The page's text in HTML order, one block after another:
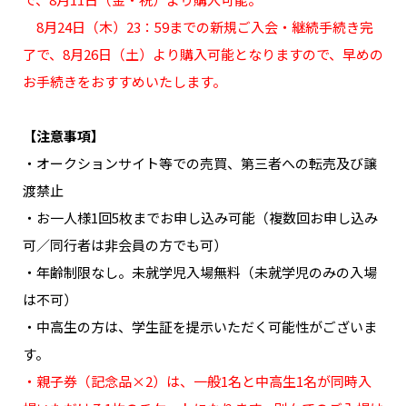
8月24日（木）23：59までの新規ご入会・継続手続き完
了で、8月26日（土）より購入可能となりますので、早めの
お手続きをおすすめいたします。
【注意事項】
・オークションサイト等での売買、第三者への転売及び譲
渡禁止
・お一人様1回5枚までお申し込み可能（複数回お申し込み
可／同行者は非会員の方でも可）
・年齢制限なし。未就学児入場無料（未就学児のみの入場
は不可）
・中高生の方は、学生証を提示いただく可能性がございま
す。
・親子券（記念品×2）は、一般1名と中高生1名が同時入